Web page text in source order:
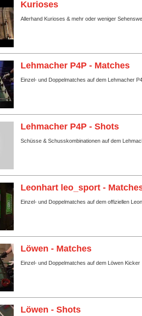
Kurioses
Allerhand Kurioses & mehr oder weniger
Lehmacher P4P - Matches
Einzel- und Doppelmatches auf dem Lehmacher
Lehmacher P4P - Shots
Schüsse & Schusskombinationen auf dem
Leonhart leo_sport -
Einzel- und Doppelmatches auf dem offiziellen
Löwen - Matches
Einzel- und Doppelmatches auf dem Löwen Kicker
Löwen - Shots